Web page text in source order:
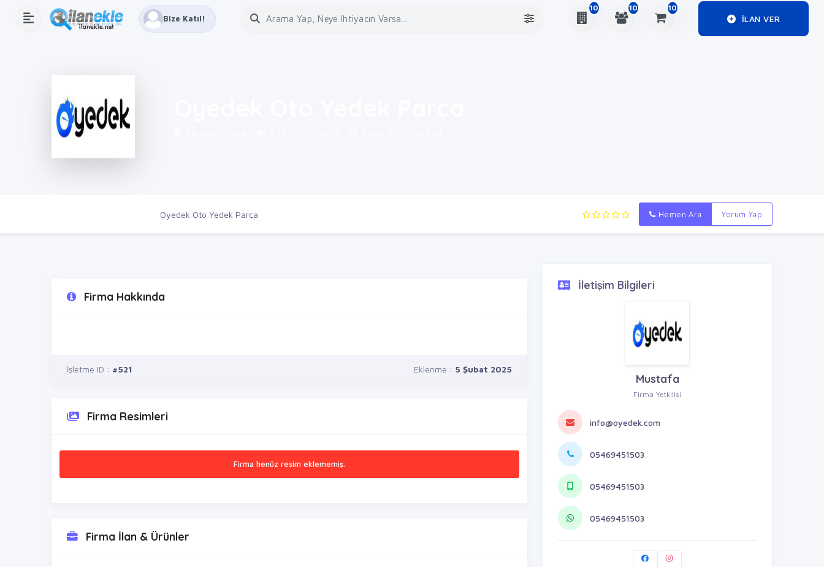
Bize Katıl!
10 10 10
ILAN VER
Oyedek Oto Yedek Parça Hemen Ara Yorum Yap
Firma Hakkında
İşletme ID : #521 Eklenme : 5 Şubat 2025
Firma Resimleri
Firma henüz resim eklememiş.
Firma İlan & Ürünler
İletişim Bilgileri
Mustafa
Firma Yetkilisi
info@oyedek.com
05469451503
05469451503
05469451503